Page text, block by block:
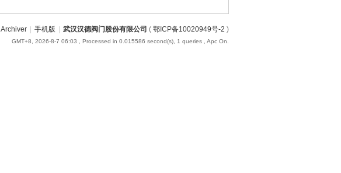
Archiver | 手机版 | 武汉汉德阀门股份有限公司 ( 鄂ICP备10020949号-2 )
GMT+8, 2026-8-7 06:03 , Processed in 0.015586 second(s), 1 queries , Apc On.